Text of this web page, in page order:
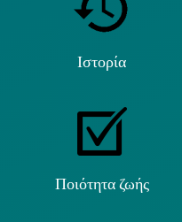
Ιστορία
Ποιότητα ζωής